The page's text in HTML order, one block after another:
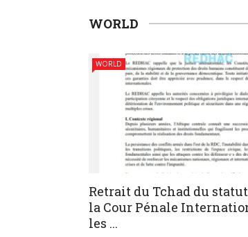
WORLD
WORLD
Retrait du Tchad du statut
la Cour Pénale
les ...